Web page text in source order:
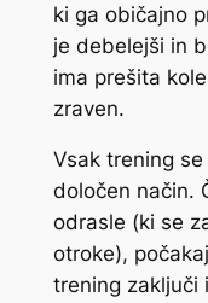
ki ga običajno
je debelejši in
ima prešita
zraven.
Vsak trening
določen način.
odrasle (ki se
otroke),
trening zaključi